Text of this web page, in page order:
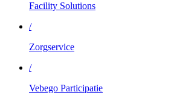
Facility Solutions
/
Zorgservice
/
Vebego Participatie